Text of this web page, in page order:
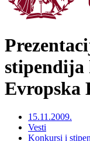
stipendija
Evropska
15.11.2009.
Vesti
Konkursi i